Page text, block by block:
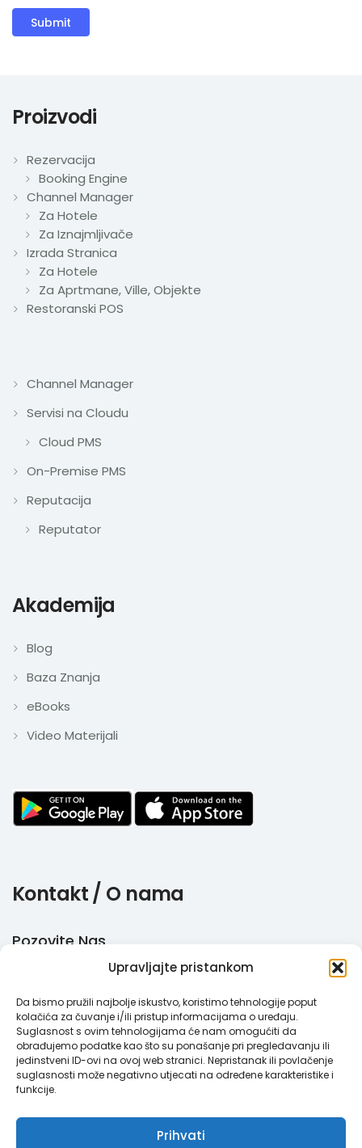
Upravljajte pristankom
Da bismo pružili najbolje iskustvo, koristimo tehnologije poput
kolačića za čuvanje i/ili pristup informacijama o uređaju.
Suglasnost s ovim tehnologijama će nam omogućiti da
obrađujemo podatke kao što su ponašanje pri pregledavanju ili
jedinstveni ID-ovi na ovoj web stranici. Nepristanak ili povlačenje
suglasnosti može negativno utjecati na određene karakteristike i
funkcije.
Prihvati
Proizvodi
Rezervacija
Booking Engine
Channel Manager
Za Hotele
Za Iznajmljivače
Izrada Stranica
Za Hotele
Za Aprtmane, Ville, Objekte
Restoranski POS
Channel Manager
Servisi na Cloudu
Cloud PMS
On-Premise PMS
Reputacija
Reputator
Akademija
Blog
Baza Znanja
eBooks
Video Materijali
Kontakt / O nama
Pozovite Nas
+385 51 770 710
Email
info@megabooker.hr
WhatsApp / Viber